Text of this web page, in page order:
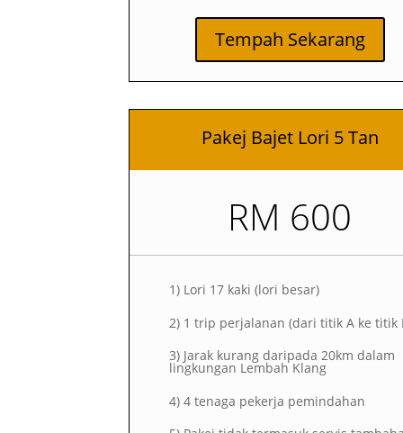
Tempah Sekarang
Pakej Bajet Lori 5 Tan
RM 600
1) Lori 17 kaki (lori besar)
2) 1 trip perjalanan (dari titik A ke titik
3) Jarak kurang daripada 20km dalam
lingkungan Lembah Klang
4) 4 tenaga pekerja pemindahan